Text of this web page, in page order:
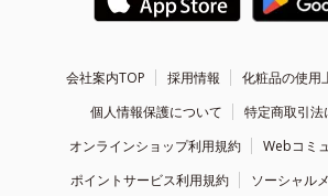
会社案内TOP 採用情報
化粧品の使用
個人情報保護について
特定商取引
オンラインショップ利用規約
Webコミ
ポイントサービス利用規約
ソーシャル